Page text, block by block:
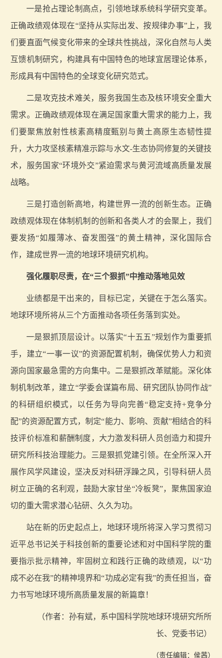
一是抢占理论制高点，引领地球系统科学研究变革。
正确政绩观体现在“坚持从实际出发、按规律办事”上，我
们要直面气候变化带来的全球共性挑战，深化自然与人类
互馈机制研究，构建具有中国特色的地球宜居理论体系，
形成具有中国特色的全球变化研究范式。
二是攻克技术难关，服务我国生态及核环境安全重大
需求。正确政绩观体现在满足国家重大需求的能力上，我
们要聚焦放射性核素高精度甄别与黄土高原生态韧性提
升，大力攻坚核素精准示踪与水文-生态协同修复的关键技
术，服务国家“环境外交”紧迫需求与黄河流域高质量发展
战略。
三是打造创新高地，构建世界一流的创新生态。正确
政绩观体现在体制机制的创新和各类人才的会聚上，我们
要发扬“如履薄冰、奋发图强”的黄土精神，深化国际合
作，建成世界一流的地球环境研究机构。
强化履职尽责，在“三个狠抓”中推动落地见效
业绩都是干出来的，目标已定，关键在于怎么落实。
地球环境所将从三个方面推动各项任务落到实处。
一是狠抓顶层设计。以落实“十五五”规划作为重要抓
手，建立“一事一议”的资源配置机制，确保优势人力和资
源向国家最急需的方向集中。二是狠抓改革赋能。深化体
制机制改革，建立“学委会谋篇布局、研究团队协同作战”
的科研组织模式，以任务为导向完善“稳定支持+竞争分
配”的资源配置方式，制定“能力、影响、贡献”相结合的科
技评价标准和薪酬制度，大力激发科研人员创造力和提升
研究所科技治理能力。三是狠抓党建引领。在全所深入开
展作风学风建设，坚决反对科研浮躁之风，引导科研人员
树立正确的名利观，鼓励大家甘坐“冷板凳”，聚焦国家迫
切的重大需求潜心钻研、久久为功。
站在新的历史起点上，地球环境所将深入学习贯彻习
近平总书记关于科技创新的重要论述和对中国科学院的重
要指示批示精神，牢固树立和践行正确的政绩观，以“功
成不必在我”的精神境界和“功成必定有我”的责任担当，奋
力书写地球环境所高质量发展的新篇章！
（作者：孙有斌，系中国科学院地球环境研究所所
长、党委书记）
（责任编辑：侯茜）